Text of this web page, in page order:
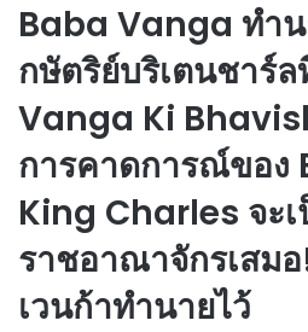
Baba Vanga ทำน
กษัตริย์บริเตนชาร์
Vanga Ki
การคาดการณ์ของ
King Charles จะ
ราชอาณาจักรเสม
เวนก้าทำนายไว้